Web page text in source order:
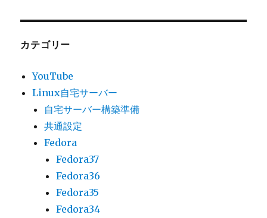
カテゴリー
YouTube
Linux自宅サーバー
自宅サーバー構築準備
共通設定
Fedora
Fedora37
Fedora36
Fedora35
Fedora34